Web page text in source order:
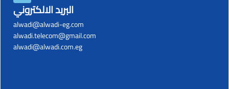
البريد الالكتروني
alwadi@alwadi-eg.com
alwadi.telecom@gmail.com
alwadi@alwadi.com.eg